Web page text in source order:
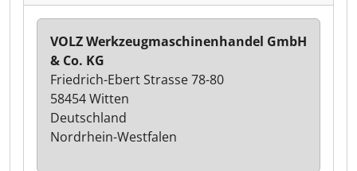
VOLZ Werkzeugmaschinenhandel GmbH
& Co. KG
Friedrich-Ebert Strasse 78-80
58454 Witten
Deutschland
Nordrhein-Westfalen